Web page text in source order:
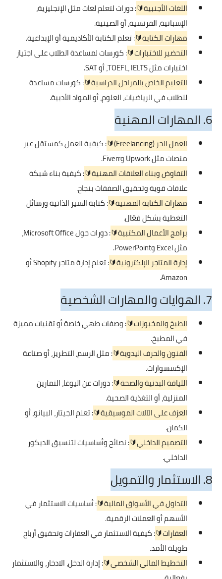
اللغات الأجنبية🔰: دورات لتعلم لغات مثل الإنجليزية،
الإسبانية، الفرنسية، أو الصينية.
مهارات الكتابة🔰: تعلم الكتابة الأكاديمية أو الإبداعية.
التحضير للاختبارات🔰: كورسات لمساعدة الطلاب على اجتياز
اختبارات مثل TOEFL، IELTS، أو SAT.
التعليم الخاص بالمراحل الدراسية🔰: كورسات مساعدة
للطلاب في الرياضيات، العلوم، أو المواد الأدبية.
6. المهارات المهنية
العمل الحر (Freelancing)🔰
: كيفية العمل كمستقل عبر
منصات مثل Upwork وFiverr.
التفاوض وبناء العلاقات المهنية🔰: كيفية بناء شبكة
علاقات قوية وتحقيق الصفقات بنجاح.
مهارات الكتابة المهنية🔰: كتابة السير الذاتية ورسائل
التغطية بشكل فعّال.
برامج الأعمال المكتبية🔰
: دورات حول Microsoft Office،
مثل Excel وPowerPoint.
إدارة المتاجر الإلكترونية🔰
: تعلم إدارة متاجر Shopify أو
Amazon.
7. الهوايات والمهارات الشخصية
الطبخ والمخبوزات🔰: وصفات طهي خاصة أو تقنيات مميزة
في المطبخ.
الفنون والحرف اليدوية🔰: مثل الرسم، التطريز، أو صناعة
الإكسسوارات.
اللياقة البدنية والصحة🔰: دورات عن اليوغا، التمارين
المنزلية، أو التغذية الصحية.
العزف على الآلات الموسيقية🔰: تعلم الجيتار، البيانو، أو
الكمان.
التصميم الداخلي🔰: نصائح وأساسيات لتنسيق الديكور
الداخلي.
8. الاستثمار والتمويل
التداول في الأسواق المالية🔰: أساسيات الاستثمار في
الأسهم أو العملات الرقمية.
العقارات🔰: كيفية الاستثمار في العقارات وتحقيق أرباح
طويلة الأمد.
التخطيط المالي الشخصي🔰: إدارة الدخل، الادخار، والاستثمار